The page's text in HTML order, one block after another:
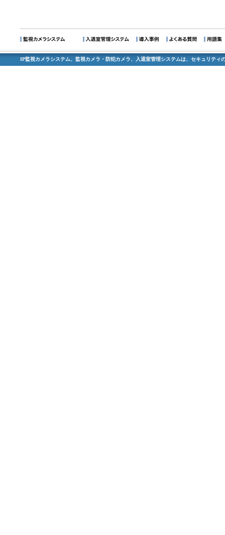
IP監視カメラシステム、監視カメラ・防犯カメラ、入退室管理システムは、セキュリティ